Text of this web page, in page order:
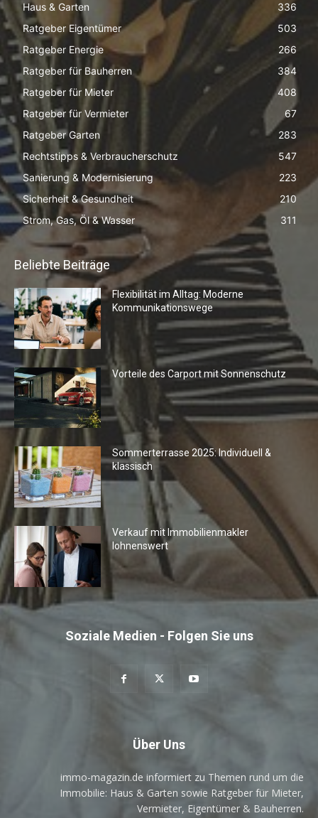
Haus & Garten
336
Ratgeber Eigentümer
503
Ratgeber Energie
266
Ratgeber für Bauherren
384
Ratgeber für Mieter
408
Ratgeber für Vermieter
67
Ratgeber Garten
283
Rechtstipps & Verbraucherschutz
547
Sanierung & Modernisierung
223
Sicherheit & Gesundheit
210
Strom, Gas, Öl & Wasser
311
Beliebte Beiträge
Flexibilität im Alltag: Moderne
Kommunikationswege
Vorteile des Carport mit Sonnenschutz
Sommerterrasse 2025: Individuell &
klassisch
Verkauf mit Immobilienmakler
lohnenswert
Soziale Medien - Folgen Sie uns
Über Uns
immo-magazin.de informiert zu Themen rund um die
Immobilie: Haus & Garten sowie Ratgeber für Mieter,
Vermieter, Eigentümer & Bauherren.